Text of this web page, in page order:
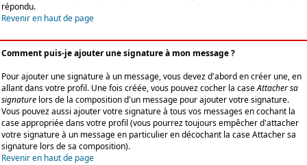
répondu.
Revenir en haut de page
Comment puis-je ajouter une signature à mon message ?
Pour ajouter une signature à un message, vous devez d'abord en créer une, en
allant dans votre profil. Une fois créée, vous pouvez cocher la caseAttacher sa
signature lors de la composition d'un message pour ajouter votre signature.
Vous pouvez aussi ajouter votre signature à tous vos messages en cochant la
case appropriée dans votre profil (vous pourrez toujours empêcher d'attacher
votre signature à un message en particulier en décochant la case Attacher sa
signature lors de sa composition).
Revenir en haut de page